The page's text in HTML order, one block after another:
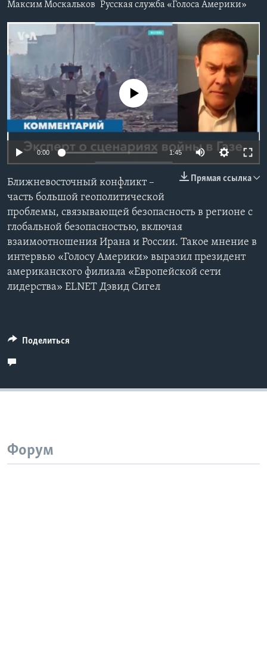
Learning English
СОЦИАЛЬНЫЕ СЕТИ
Языки
Максим Москальков Русская служба «Голоса Америки»
No media source currently available
0:00 1:45
Прямая ссылка
Ближневосточный конфликт –
часть большой геополитической
проблемы, связывающей безопасность в регионе с
глобальной безопасностью, включая
взаимоотношения Ирана и России. Такое мнение в
интервью «Голосу Америки» выразил президент
американского филиала «Европейской сети
лидерства» ELNET Дэвид Сигел
Поделиться
Форум